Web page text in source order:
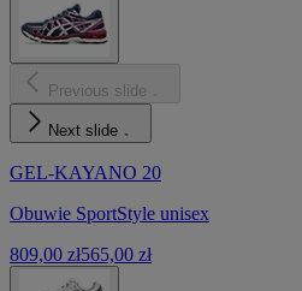
Previous slide
Next slide
GEL-KAYANO 20
Obuwie SportStyle unisex
809,00 zł565,00 zł